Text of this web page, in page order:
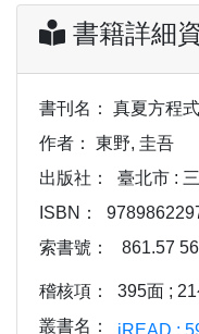
書籍詳細
書刊名：
真夏方程
作者：
東野, 圭吾
出版社：
臺北市 :
ISBN：
索書號：
861.57
稽核項：
395面 ;
叢書名：
iREAD ;